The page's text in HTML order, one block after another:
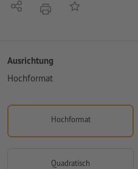
Teilen DruckenAuf die Merkliste
Ausrichtung
Hochformat
Hochformat
Quadratisch